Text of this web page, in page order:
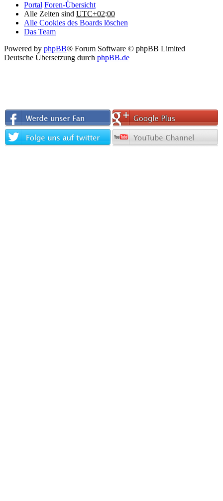
Portal Foren-Übersicht
Alle Zeiten sind UTC+02:00
Alle Cookies des Boards löschen
Das Team
Powered by phpBB® Forum Software © phpBB Limited
Deutsche Übersetzung durch phpBB.de